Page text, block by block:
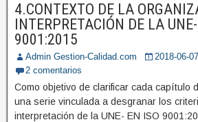
4.CONTEXTO DE LA
INTERPRETACIÓN DE LA
9001:2015
Admin Gestion-Calidad.com 2018-06-07
2 comentarios
Como objetivo de clarificar cada capítulo
una serie vinculada a desgranar los
interpretación de la UNE- EN ISO